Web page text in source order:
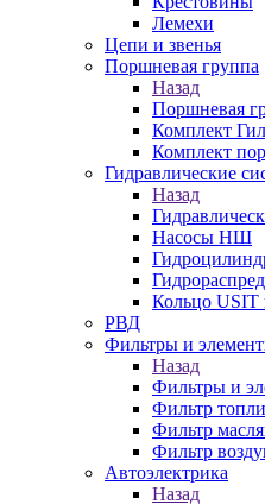
Лемехи
Цепи и звенья
Поршневая группа
Назад
Поршневая
Комплект
Комплект
Гидравлические
Назад
Насосы НШ
Кольцо USIT
РВД
Фильтры и
Назад
Фильтры и
Фильтр
Фильтр
Фильтр
Автоэлектрика
Назад